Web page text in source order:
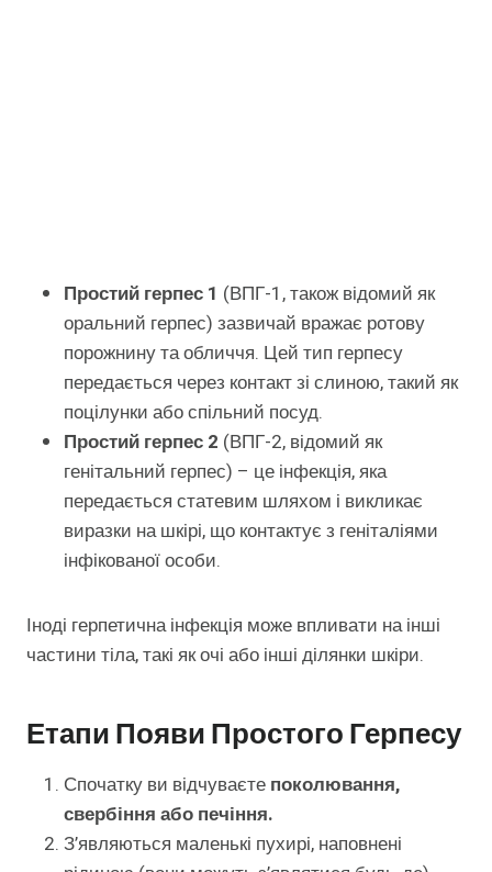
Простий герпес 1 (ВПГ-1, також відомий як
оральний герпес) зазвичай вражає ротову
порожнину та обличчя. Цей тип герпесу
передається через контакт зі слиною, такий як
поцілунки або спільний посуд.
Простий герпес 2 (ВПГ-2, відомий як
генітальний герпес) – це інфекція, яка
передається статевим шляхом і викликає
виразки на шкірі, що контактує з геніталіями
інфікованої особи.
Іноді герпетична інфекція може впливати на інші
частини тіла, такі як очі або інші ділянки шкіри.
Етапи Появи Простого Герпесу
Спочатку ви відчуваєте поколювання,
свербіння або печіння.
З’являються маленькі пухирі, наповнені